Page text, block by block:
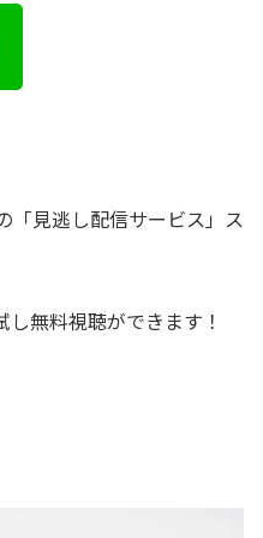
見逃し配信サービス」ス
無料視聴ができます！